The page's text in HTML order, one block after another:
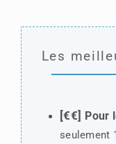
Les
[€€] Pour
seulement